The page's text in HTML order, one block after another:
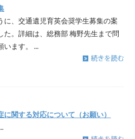
に、交通遺児育英会奨学生募集の案
た。詳細は、総務部 梅野先生まで問
います。 ...
関する対応について（お願い）